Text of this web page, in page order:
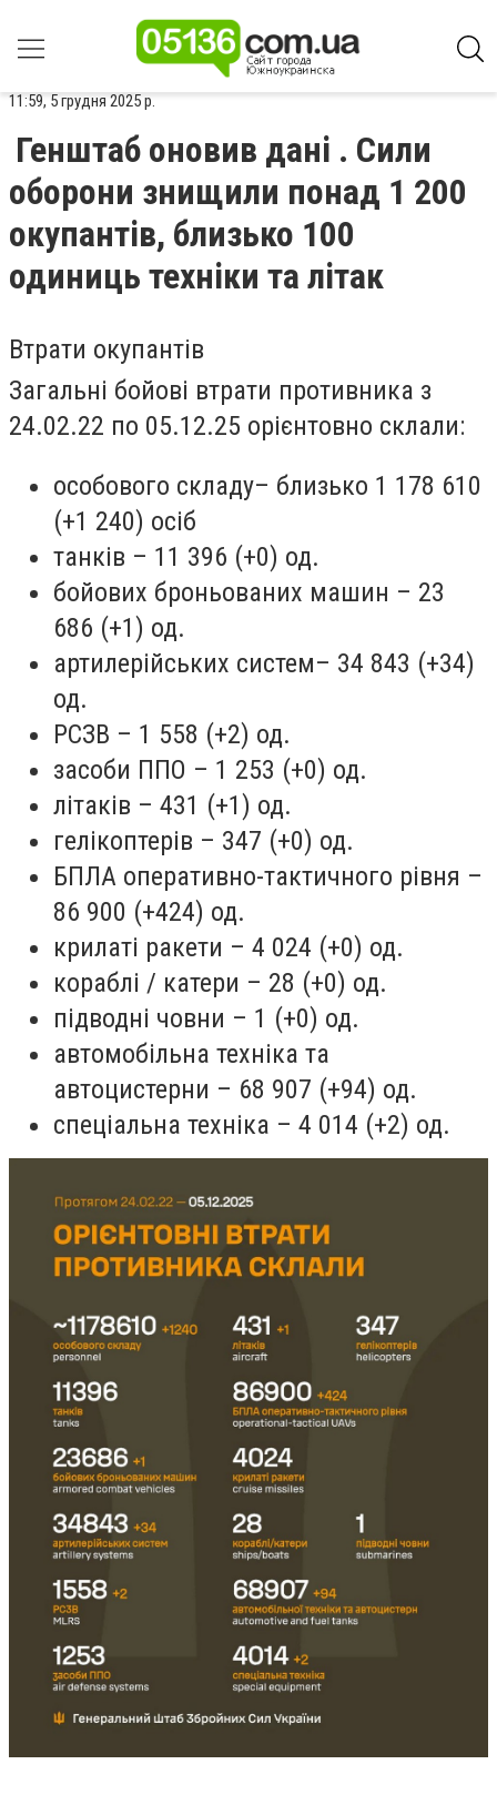
11:59, 5 грудня 2025 р.
Генштаб оновив дані . Сили
оборони знищили понад 1 200
окупантів, близько 100
одиниць техніки та літак
Втрати окупантів
Загальні бойові втрати противника з
24.02.22 по 05.12.25 орієнтовно склали:
особового складу– близько 1 178 610
(+1 240) осіб
танків – 11 396 (+0) од.
бойових броньованих машин – 23
686 (+1) од.
артилерійських систем– 34 843 (+34)
од.
РСЗВ – 1 558 (+2) од.
засоби ППО – 1 253 (+0) од.
літаків – 431 (+1) од.
гелікоптерів – 347 (+0) од.
БПЛА оперативно-тактичного рівня –
86 900 (+424) од.
крилаті ракети – 4 024 (+0) од.
кораблі / катери – 28 (+0) од.
підводні човни – 1 (+0) од.
автомобільна техніка та
автоцистерни – 68 907 (+94) од.
спеціальна техніка – 4 014 (+2) од.